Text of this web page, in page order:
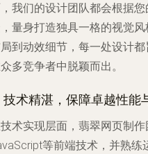
我们的设计团队都会根据
量身打造独具一格的视觉
到动效细节，每一处设计
多竞争者中脱颖而出。
技术精湛，保障卓越性能
术实现层面，翡翠网页制作
等前端技术，并熟练